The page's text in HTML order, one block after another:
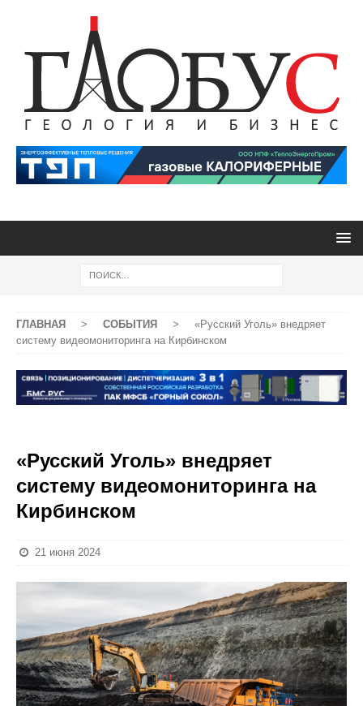
ГЛАВНАЯ > СОБЫТИЯ >
«Русский Уголь» внедряет
систему видеомониторинга на Кирбинском
«Русский Уголь» внедряет
систему видеомониторинга на
Кирбинском
21 июня 2024